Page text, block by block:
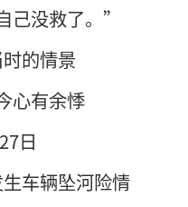
己没救了。”
的情景
心有余悸
日
车辆坠河险情